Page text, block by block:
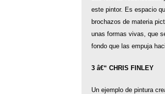
este pintor. Es espacio
brochazos de materia
unas formas vivas, que
fondo que las empuja
3 â€“ CHRIS FINLEY
Un ejemplo de pintura